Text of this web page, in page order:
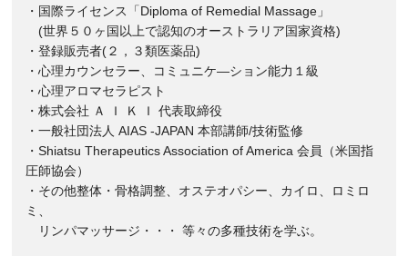
・国際ライセンス「Diploma of Remedial Massage」
(世界５０ヶ国以上で認知のオーストラリア国家資格)
・登録販売者(２，３類医薬品)
・心理カウンセラー、コミュニケ―ション能力１級
・心理アロマセラピスト
・株式会社 Ａ Ｉ Ｋ Ｉ 代表取締役
・一般社団法人 AIAS -JAPAN 本部講師/技術監修
・Shiatsu Therapeutics Association of America 会員（米国指
圧師協会）
・その他整体・骨格調整、オステオパシー、カイロ、ロミロ
ミ、
リンパマッサージ・・・ 等々の多種技術を学ぶ。